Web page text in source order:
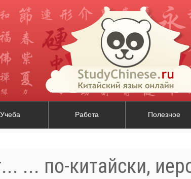
Учеба Работа Полезное
... по-китайски,